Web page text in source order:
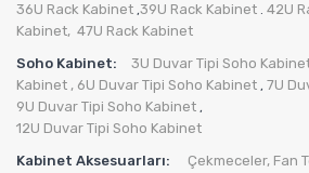
36U Rack Kabinet ,39U Rack Kabinet . 42U
Kabinet, 47U Rack Kabinet
Soho Kabinet:
3U Duvar Tipi Soho
Kabinet , 6U Duvar Tipi Soho Kabinet , 7U
9U Duvar Tipi Soho Kabinet ,
12U Duvar Tipi Soho Kabinet
Kabinet Aksesuarları:
Çekmeceler, Fan